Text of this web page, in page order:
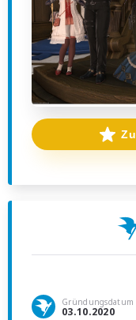
Gründungsdatum
03.10.2020